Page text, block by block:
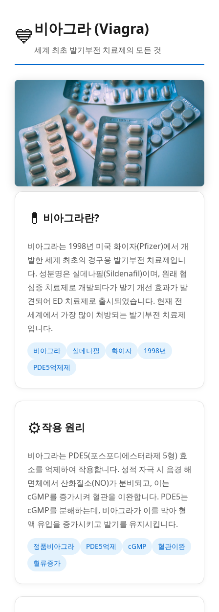
💙비아그라 (Viagra)
세계 최초 발기부전 치료제의 모든 것
💊 비아그라란?
비아그라는 1998년 미국 화이자(Pfizer)에서 개
발한 세계 최초의 경구용 발기부전 치료제입니
다. 성분명은 실데나필(Sildenafil)이며, 원래 협
심증 치료제로 개발되다가 발기 개선 효과가 발
견되어 ED 치료제로 출시되었습니다. 현재 전
세계에서 가장 많이 처방되는 발기부전 치료제
입니다.
비아그라 실데나필 화이자
1998년
PDE5억제제
⚙️작용 원리
비아그라는 PDE5(포스포디에스터라제 5형) 효
소를 억제하여 작용합니다. 성적 자극 시 음경 해
면체에서 산화질소(NO)가 분비되고, 이는
cGMP를 증가시켜 혈관을 이완합니다. PDE5는
cGMP를 분해하는데, 비아그라가 이를 막아 혈
액 유입을 증가시키고 발기를 유지시킵니다.
정품비아그라 PDE5억제 cGMP
혈관이완
혈류증가